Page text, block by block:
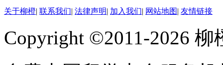
关于柳橙| 联系我们| 法律声明| 加入我们| 网站地图| 友情链接
Copyright ©2011-2026